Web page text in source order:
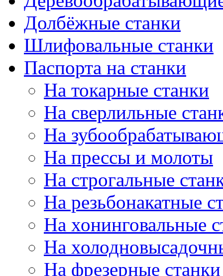
Долбёжные станки
Шлифовальные станки
Паспорта на станки
На токарные станки
На сверлильные
На
На прессы и молоты
На строгальные
На резьбонакатные
На хонинговальные
На
На фрезерные станки